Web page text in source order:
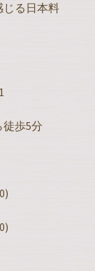
じる日本料
歩5分